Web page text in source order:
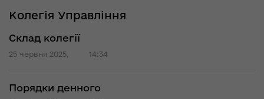
Колегія Управління
Склад колегії
25 червня 2025, 14:34
Порядки денного